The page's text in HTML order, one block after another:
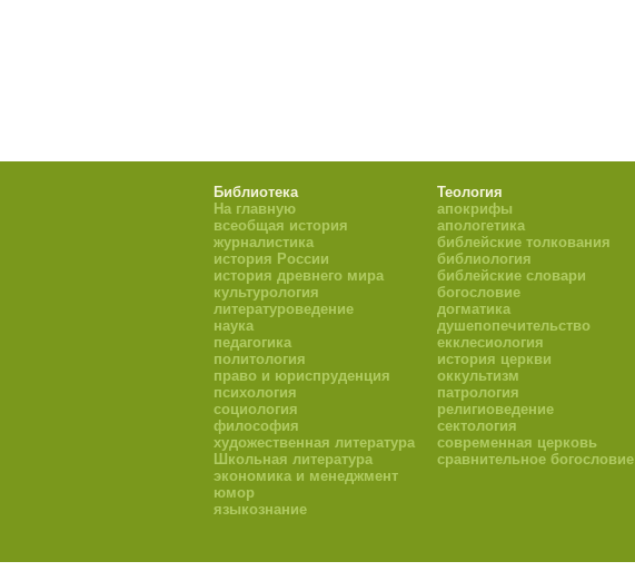
Библиотека
На главную
всеобщая история
журналистика
история России
история древнего мира
культурология
литературоведение
наука
педагогика
политология
право и юриспруденция
психология
социология
философия
художественная литература
Школьная литература
экономика и менеджмент
юмор
языкознание
Теология
апокрифы
апологетика
библейские толкования
библиология
библейские словари
богословие
догматика
душепопечительство
екклесиология
история церкви
оккультизм
патрология
религиоведение
сектология
современная церковь
сравнительное богословие